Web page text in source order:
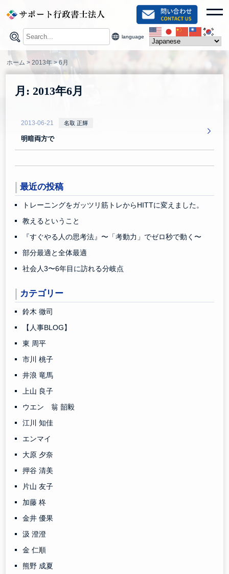
content
language
ホーム >2013年>6月
月: 2013年6月
2013-06-21 名取 正輝
明暗両方で
最近の投稿
トレーニングをガッツリ筋トレからHITTに変えました。
教えるということ
『すぐやる人の思考法』〜「考動力」でゼロ秒で動く〜
部分最適と全体最適
社会人3〜6年目に訪れる分岐点
カテゴリー
鈴木 徹司
【人事BLOG】
東 周平
市川 桃子
井浪 竜馬
上山 良子
ウエン 翁 韶毅
江川 知佳
エンマイ
大原 夕奈
押谷 清美
片山 友子
加藤 柊
金井 優果
汲 澄澄
金 仁順
熊野 成夏